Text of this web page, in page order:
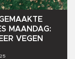
MAANDAG:
VEGEN